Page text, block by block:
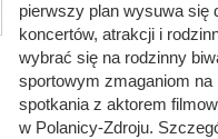
pierwszy plan wysuwa się
koncertów, atrakcji i
wybrać się na rodzinny
sportowym zmaganiom
spotkania z aktorem
w Polanicy-Zdroju.